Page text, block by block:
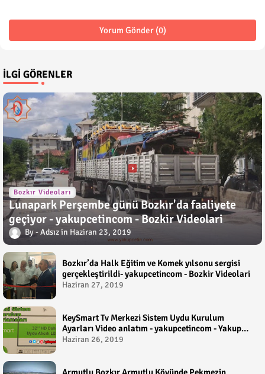
Yorum Gönder (0)
İLGI GÖRENLER
Bozkır Videoları
Lunapark Perşembe günü Bozkır'da faaliyete
geçiyor - yakupcetincom - Bozkir Videolari
Adsız Haziran 23, 2019
Bozkır’da Halk Eğitim ve Komek yılsonu sergisi
gerçekleştirildi- yakupcetincom - Bozkir Videolari
Haziran 27, 2019
KeySmart Tv Merkezi Sistem Uydu Kurulum
Ayarları Video anlatım - yakupcetincom - Yakup
Çetin
Haziran 26, 2019